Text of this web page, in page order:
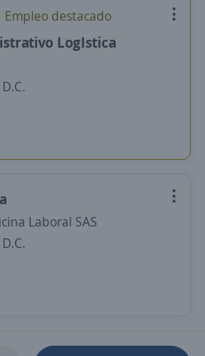
Empleo destacado
LogIstica
Laboral SAS